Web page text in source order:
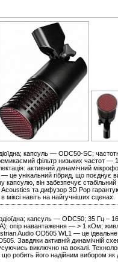
капсуль — ODC50-SC;
фільтр низьких частот —
активний динамічний
унікальний гібрид, що поєднує
капсулю, він забезпечує
та дифузор 3D Pop
навіть на найгучніших сценах.
капсуль — ODC50; 35 Гц –
опір навантаження — > 1 кОм;
Audio OD505 WL1 — це ідеальне
Завдяки активній динамічній
виключно на вокалі.
робить його надійним вибором як